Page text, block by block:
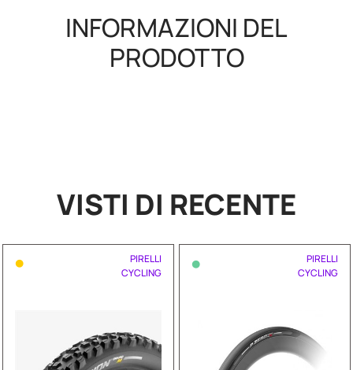
INFORMAZIONI DEL
PRODOTTO
VISTI DI RECENTE
•
PIRELLI
CYCLING
•
PIRELLI
CYCLING